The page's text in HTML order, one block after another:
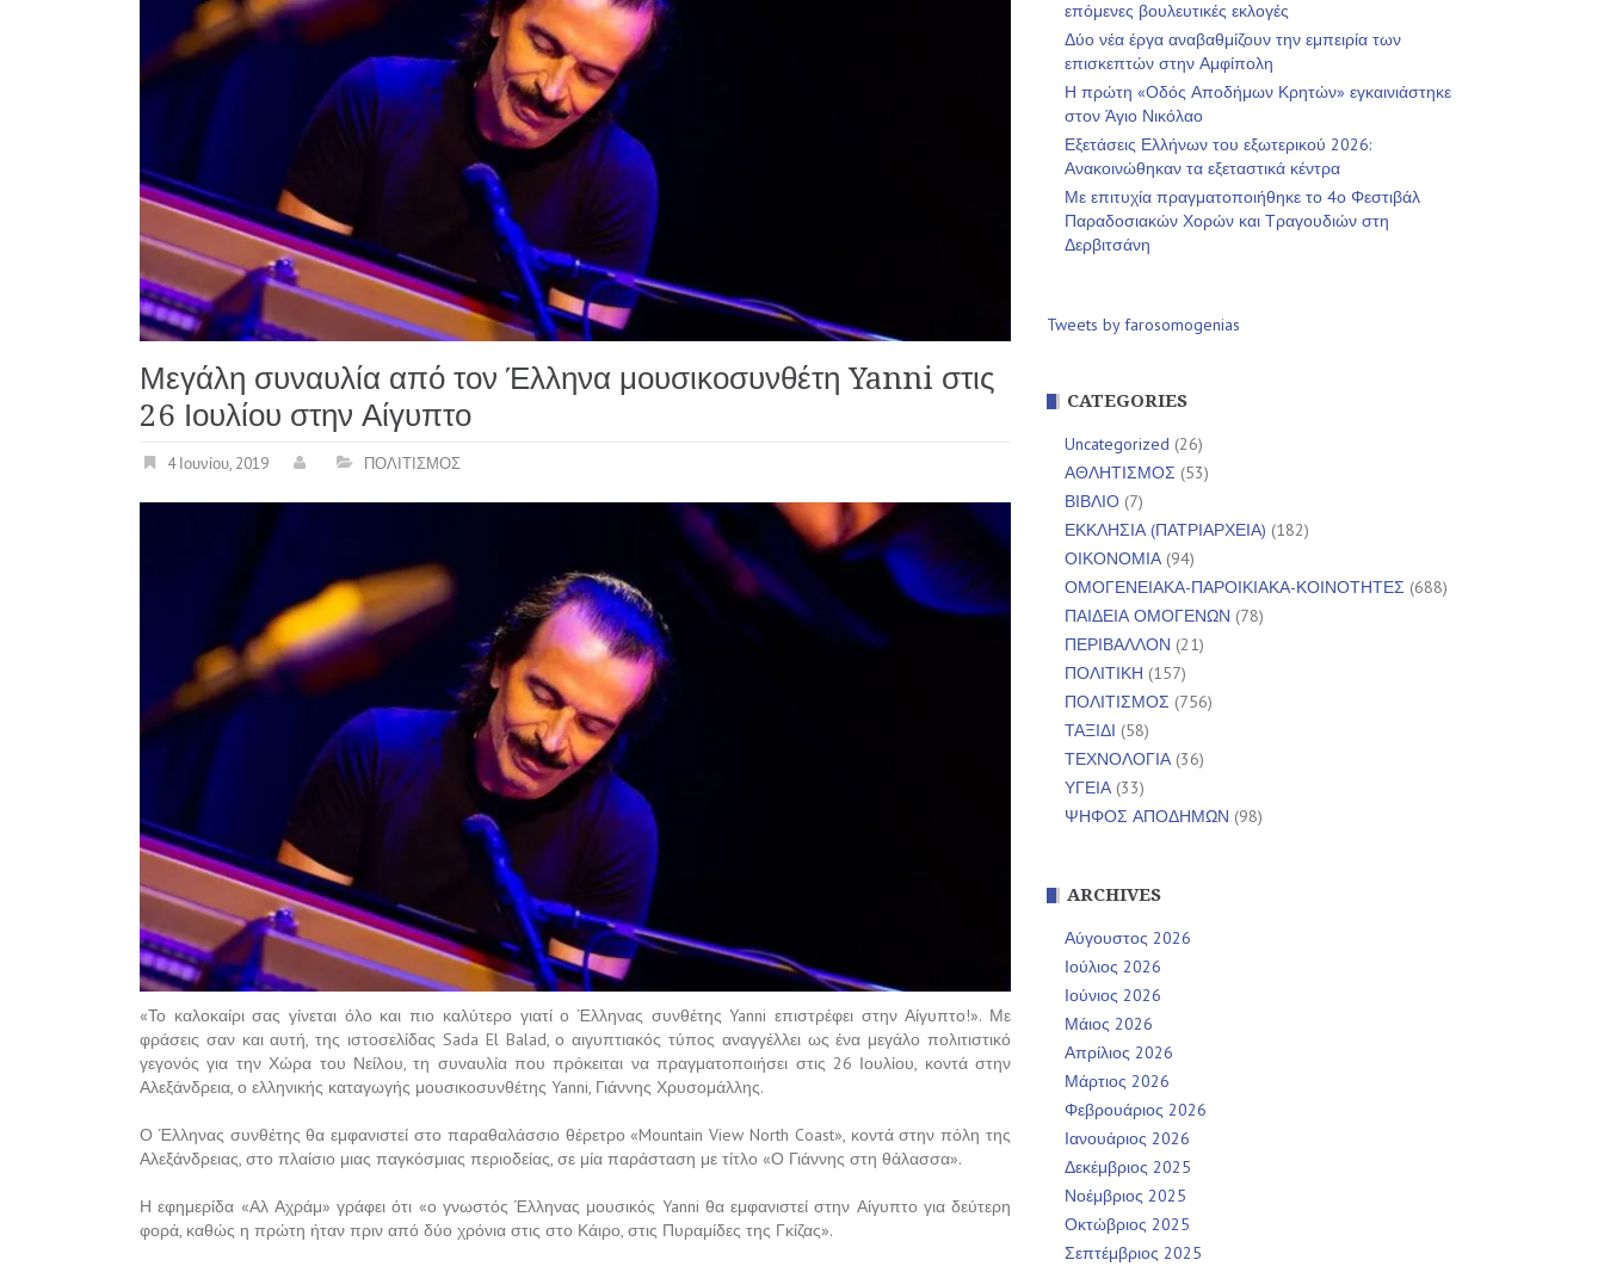
Μεγάλη συναυλία από τον Έλληνα μουσικοσυνθέτη Yanni στις
26 Ιουλίου στην Αίγυπτο
4 Ιουνίου, 2019 ΠΟΛΙΤΙΣΜΟΣ
«Το καλοκαίρι σας γίνεται όλο και πιο καλύτερο γιατί ο Έλληνας συνθέτης Yanni επιστρέφει στην Αίγυπτο!». Με
φράσεις σαν και αυτή, της ιστοσελίδας Sada El Balad, ο αιγυπτιακός τύπος αναγγέλλει ως ένα μεγάλο πολιτιστικό
γεγονός για την Χώρα του Νείλου, τη συναυλία που πρόκειται να πραγματοποιήσει στις 26 Ιουλίου, κοντά στην
Αλεξάνδρεια, ο ελληνικής καταγωγής μουσικοσυνθέτης Yanni, Γιάννης Χρυσομάλλης.
Ο Έλληνας συνθέτης θα εμφανιστεί στο παραθαλάσσιο θέρετρο «Mountain View North Coast», κοντά στην πόλη της
Αλεξάνδρειας, στο πλαίσιο μιας παγκόσμιας περιοδείας, σε μία παράσταση με τίτλο «Ο Γιάννης στη θάλασσα».
Η εφημερίδα «Αλ Αχράμ» γράφει ότι «ο γνωστός Έλληνας μουσικός Yanni θα εμφανιστεί στην Αίγυπτο για δεύτερη
φορά, καθώς η πρώτη ήταν πριν από δύο χρόνια στις στο Κάιρο, στις Πυραμίδες της Γκίζας».
επόμενες βουλευτικές εκλογές
Δύο νέα έργα αναβαθμίζουν την εμπειρία των
επισκεπτών στην Αμφίπολη
Η πρώτη «Οδός Αποδήμων Κρητών» εγκαινιάστηκε
στον Άγιο Νικόλαο
Εξετάσεις Ελλήνων του εξωτερικού 2026:
Ανακοινώθηκαν τα εξεταστικά κέντρα
Με επιτυχία πραγματοποιήθηκε το 4ο Φεστιβάλ
Παραδοσιακών Χορών και Τραγουδιών στη
Δερβιτσάνη
Tweets by farosomogenias
CATEGORIES
Uncategorized (26)
ΑΘΛΗΤΙΣΜΟΣ (53)
ΒΙΒΛΙΟ (7)
ΕΚΚΛΗΣΙΑ (ΠΑΤΡΙΑΡΧΕΙΑ) (182)
ΟΙΚΟΝΟΜΙΑ(94)
ΟΜΟΓΕΝΕΙΑΚΑ-ΠΑΡΟΙΚΙΑΚΑ-ΚΟΙΝΟΤΗΤΕΣ (688)
ΠΑΙΔΕΙΑ ΟΜΟΓΕΝΩΝ (78)
ΠΕΡΙΒΑΛΛΟΝ (21)
ΠΟΛΙΤΙΚΗ (157)
ΠΟΛΙΤΙΣΜΟΣ (756)
ΤΑΞΙΔΙ (58)
ΤΕΧΝΟΛΟΓΙΑ(36)
ΥΓΕΙΑ(33)
ΨΗΦΟΣ ΑΠΟΔΗΜΩΝ (98)
ARCHIVES
Αύγουστος 2026
Ιούλιος 2026
Ιούνιος 2026
Μάιος 2026
Απρίλιος 2026
Μάρτιος 2026
Φεβρουάριος 2026
Ιανουάριος 2026
Δεκέμβριος 2025
Νοέμβριος 2025
Οκτώβριος 2025
Σεπτέμβριος 2025